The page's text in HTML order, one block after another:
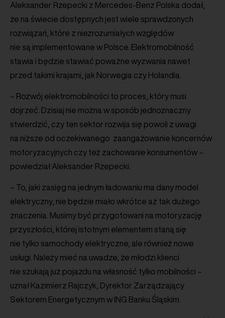
Aleksander Rzepecki z Mercedes-Benz Polska dodał,
że na świecie dostępnych jest wiele sprawdzonych
rozwiązań, które z niezrozumiałych względów
nie są implementowane w Polsce. Elektromobilność
stawia i będzie stawiać poważne wyzwania nawet
przed takimi krajami, jak Norwegia czy Holandia.
– Rozwój elektromobilności to proces, który musi
dojrzeć. Dzisiaj nie można w sposób jednoznaczny
stwierdzić, czy ten sektor rozwija się powoli z uwagi
na niższe od oczekiwanego zaangażowanie koncernów
motoryzacyjnych czy też zachowanie konsumentów –
powiedział Aleksander Rzepecki.
– To, jaki zasięg na jednym ładowaniu ma dany model
elektryczny, nie będzie miało wkrótce aż tak dużego
znaczenia. Musimy być przygotowani na motoryzację
przyszłości, której istotnym elementem staną się
nie tylko samochody elektryczne, ale również nowe
usługi. Należy mieć na uwadze, że młodzi klienci
nie szukają już pojazdu na własność tylko mobilności –
uznał Kazimierz Rajczyk, Dyrektor Zarządzający
Sektorem Energetycznym w ING Banku Śląskim.